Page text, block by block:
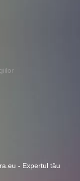
- Expertul tău